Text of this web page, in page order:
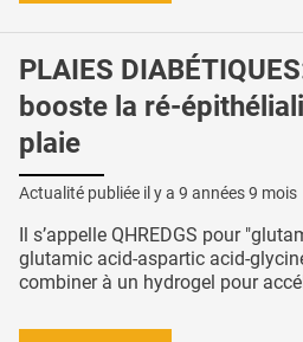
PLAIES
booste la ré-
plaie
Actualité publiée il y a 9 années 9 mois
Il s’appelle QHREDGS pour
glutamic acid-aspartic acid-
combiner à un hydrogel pour